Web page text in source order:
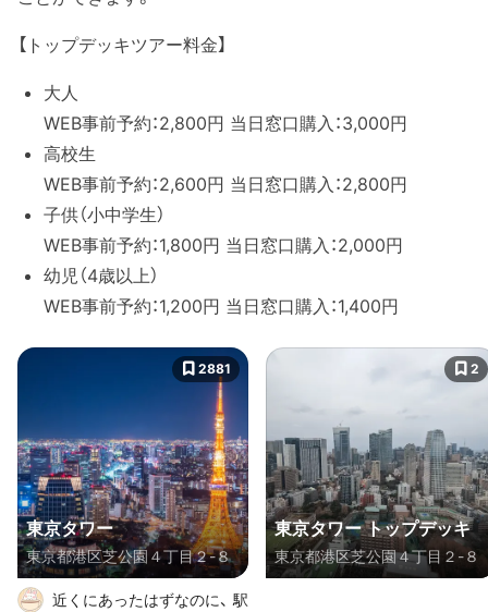
【トップデッキツアー料金】
大人
WEB事前予約：2,800円 当日窓口購入：3,000円
高校生
WEB事前予約：2,600円 当日窓口購入：2,800円
子供（小中学生）
WEB事前予約：1,800円 当日窓口購入：2,000円
幼児（4歳以上）
WEB事前予約：1,200円 当日窓口購入：1,400円
東京タワー
東京都港区芝公園４丁目２-８
2881
近くにあったはずなのに、 駅
東京タワー トップデッキ
東京都港区芝公園４丁目２-８
2